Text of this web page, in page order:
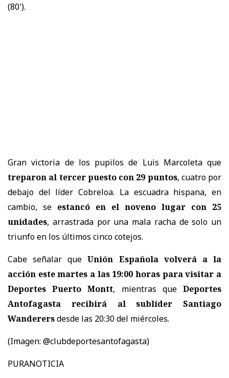
(80').
Gran victoria de los pupilos de Luis Marcoleta que
treparon al tercer puesto con 29 puntos, cuatro por
debajo del líder Cobreloa. La escuadra hispana, en
cambio, se estancó en el noveno lugar con 25
unidades, arrastrada por una mala racha de solo un
triunfo en los últimos cinco cotejos.
Cabe señalar queUnión Española volverá a la
acción este martes a las 19:00 horas para visitar a
Deportes Puerto Montt, mientras queDeportes
Antofagasta recibirá al sublíder Santiago
Wanderersdesde las 20:30 del miércoles.
(Imagen: @clubdeportesantofagasta)
PURANOTICIA